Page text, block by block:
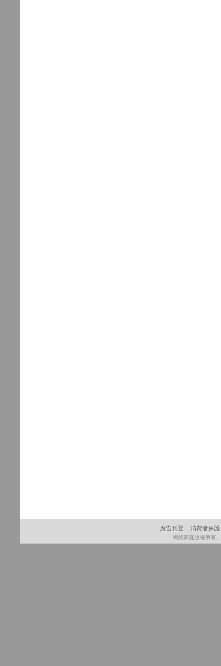
廣告刊登 消費者保護
網路家庭版權所有